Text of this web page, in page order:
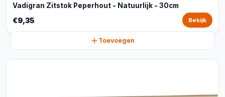
Vadigran Zitstok Peperhout - Natuurlijk - 30cm
€9,35 Bekijk
Toevoegen